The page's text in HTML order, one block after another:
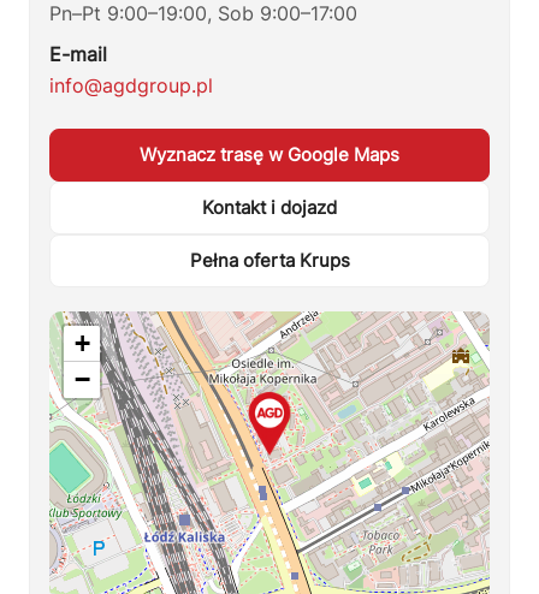
Pn–Pt 9:00–19:00, Sob 9:00–17:00
E-mail
info@agdgroup.pl
Wyznacz trasę w Google Maps
Kontakt i dojazd
Pełna oferta Krups
+
−